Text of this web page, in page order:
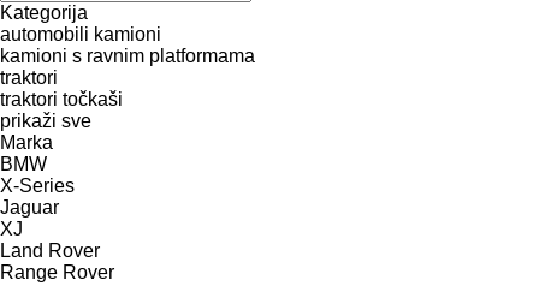
Kategorija
automobili kamioni
kamioni s ravnim platformama
traktori
traktori točkaši
prikaži sve
Marka
BMW
X-Series
Jaguar
XJ
Land Rover
Range Rover